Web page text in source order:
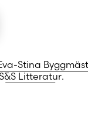
Stina
S&S Litteratur.